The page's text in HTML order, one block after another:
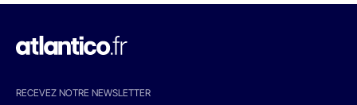
RECEVEZ NOTRE NEWSLETTER